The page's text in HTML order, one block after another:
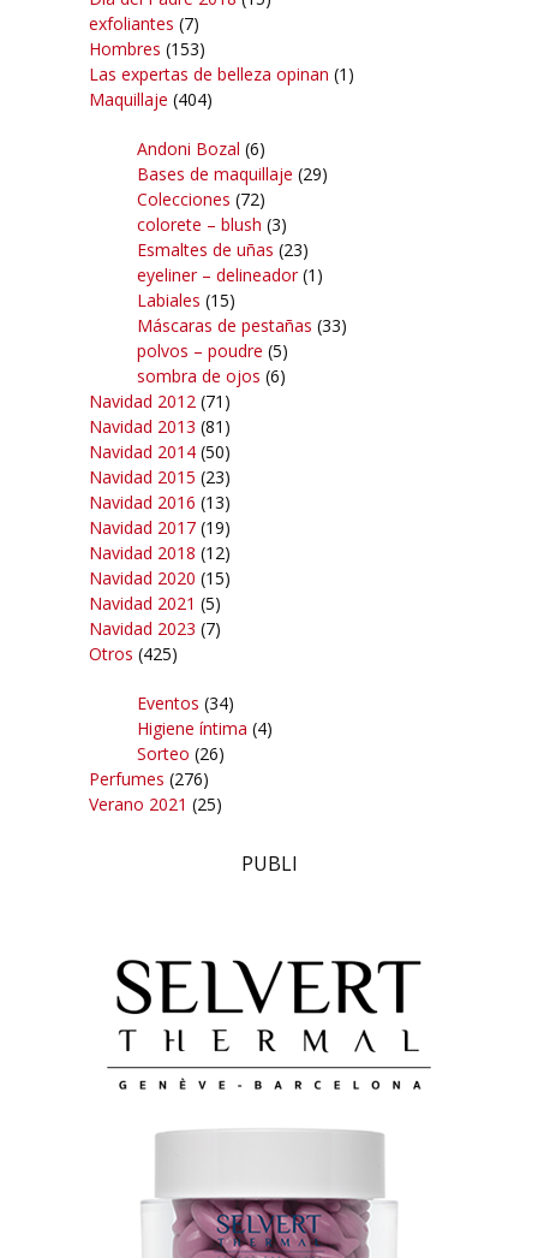
exfoliantes (7)
Hombres (153)
Las expertas de belleza opinan (1)
Maquillaje (404)
Andoni Bozal (6)
Bases de maquillaje (29)
Colecciones (72)
colorete – blush (3)
Esmaltes de uñas (23)
eyeliner – delineador(1)
Labiales (15)
Máscaras de pestañas (33)
polvos – poudre (5)
sombra de ojos (6)
Navidad 2012 (71)
Navidad 2013 (81)
Navidad 2014 (50)
Navidad 2015 (23)
Navidad 2016 (13)
Navidad 2017 (19)
Navidad 2018 (12)
Navidad 2020 (15)
Navidad 2021 (5)
Navidad 2023 (7)
Otros (425)
Eventos (34)
Higiene íntima (4)
Sorteo (26)
Perfumes (276)
Verano 2021 (25)
PUBLI